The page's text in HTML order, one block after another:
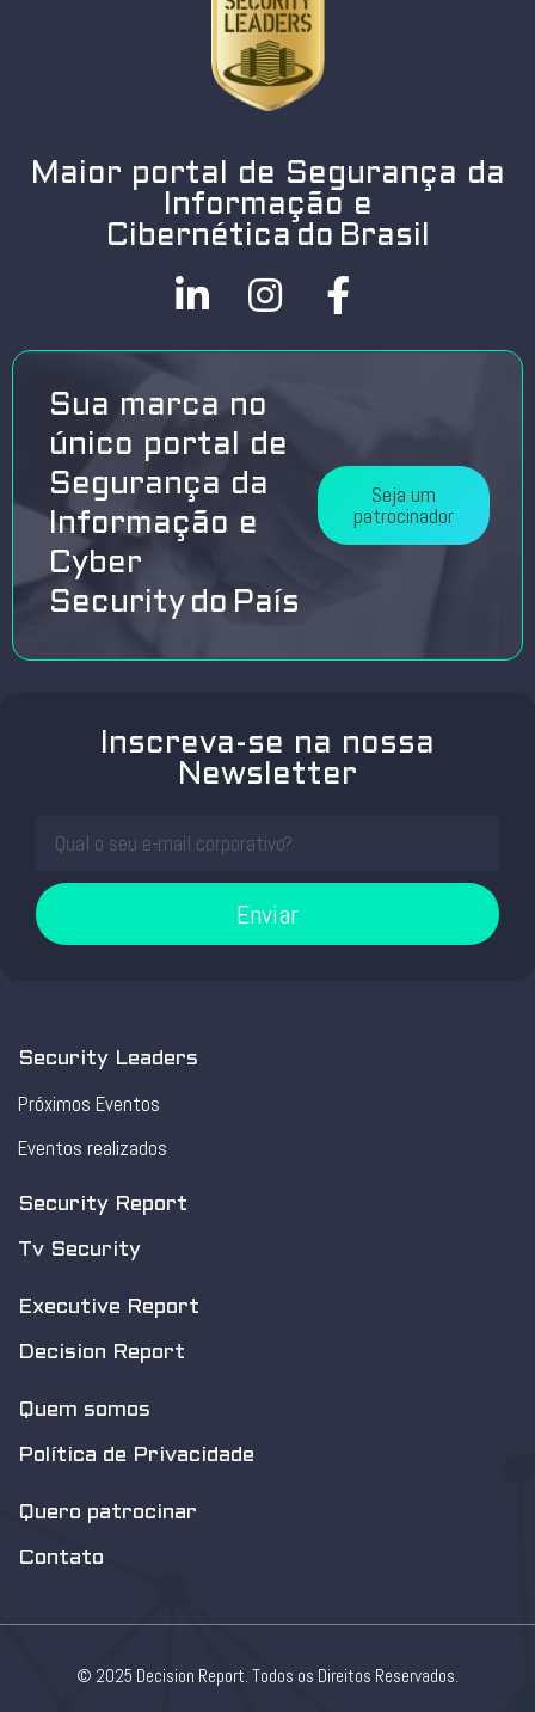
Maior portal de Segurança da
Informação e
Cibernética do Brasil
Sua marca no
único portal de
Segurança da
Informação e
Cyber
Security do País
Seja um
patrocinador
Inscreva-se na nossa
Newsletter
Enviar
Security Leaders
Próximos Eventos
Eventos realizados
Security Report
Tv Security
Executive Report
Decision Report
Quem somos
Política de Privacidade
Quero patrocinar
Contato
© 2025 Decision Report. Todos os Direitos Reservados.